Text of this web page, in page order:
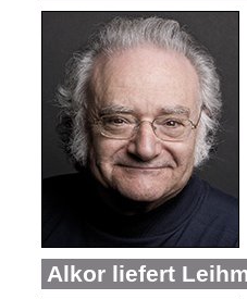
Alkor liefert